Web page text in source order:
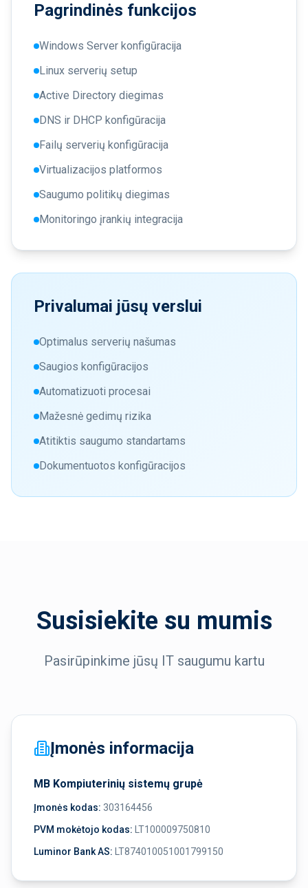
Pagrindinės funkcijos
Windows Server konfigūracija
Linux serverių setup
Active Directory diegimas
DNS ir DHCP konfigūracija
Failų serverių konfigūracija
Virtualizacijos platformos
Saugumo politikų diegimas
Monitoringo įrankių integracija
Privalumai jūsų verslui
Optimalus serverių našumas
Saugios konfigūracijos
Automatizuoti procesai
Mažesnė gedimų rizika
Atitiktis saugumo standartams
Dokumentuotos konfigūracijos
Susisiekite su mumis
Pasirūpinkime jūsų IT saugumu kartu
Įmonės informacija
MB Kompiuterinių sistemų grupė
Įmonės kodas: 303164456
PVM mokėtojo kodas: LT100009750810
Luminor Bank AS: LT874010051001799150